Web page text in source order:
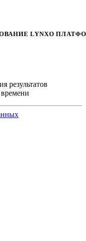
LYNXО
результатов